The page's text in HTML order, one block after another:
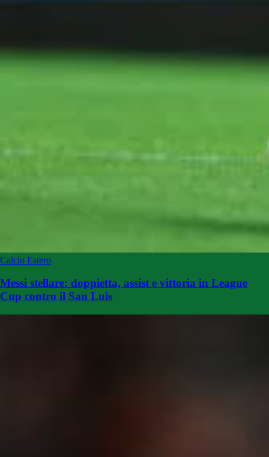
Calcio Estero
Messi stellare: doppietta, assist e vittoria in League
Cup contro il San Luis